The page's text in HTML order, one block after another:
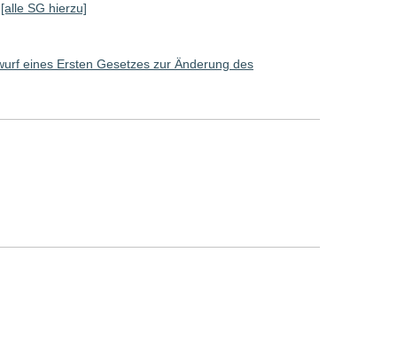
[alle SG hierzu]
eines Ersten Gesetzes zur Änderung des